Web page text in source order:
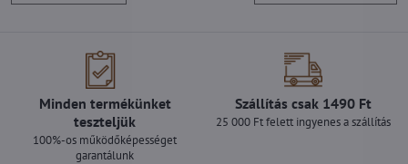
Minden termékünket
teszteljük
100%-os működőképességet
garantálunk
Szállítás csak 1490 Ft
25 000 Ft felett ingyenes a szállítás